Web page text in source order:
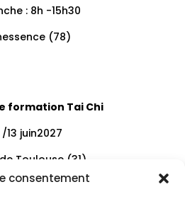
consentement
: 8h -15h30
(78)
formation Tai Chi
/13 juin2027
Toulouse (31)